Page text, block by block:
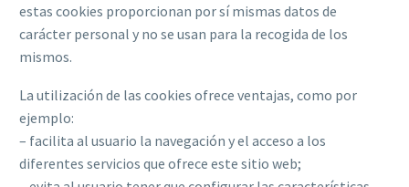
estas cookies proporcionan por sí mismas datos de
carácter personal y no se usan para la recogida de los
mismos.
La utilización de las cookies ofrece ventajas, como por
ejemplo:
– facilita al usuario la navegación y el acceso a los
diferentes servicios que ofrece este sitio web;